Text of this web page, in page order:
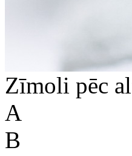
Zīmoli pēc
A
B